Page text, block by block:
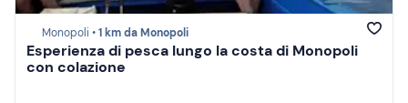
Monopoli •1 km da Monopoli
Esperienza di pesca lungo la costa di Monopoli
con colazione